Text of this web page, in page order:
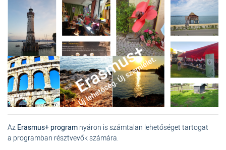
Az Erasmus+ program nyáron is számtalan lehetőséget tartogat
a programban résztvevőkszámára.